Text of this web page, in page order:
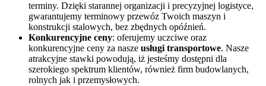
terminy. Dzięki starannej organizacji i precyzyjnej logistyce,
gwarantujemy terminowy przewóz Twoich maszyn i
konstrukcji stalowych, bez zbędnych opóźnień.
Konkurencyjne ceny: oferujemy uczciwe oraz
konkurencyjne ceny za nasze usługi transportowe. Nasze
atrakcyjne stawki powodują, iż jesteśmy dostępni dla
szerokiego spektrum klientów, również firm budowlanych,
rolnych jak i przemysłowych.